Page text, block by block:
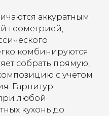
аккуратным
геометрией,
комбинируются
собрать прямую,
с учётом
Гарнитур
при любой
кухонь до